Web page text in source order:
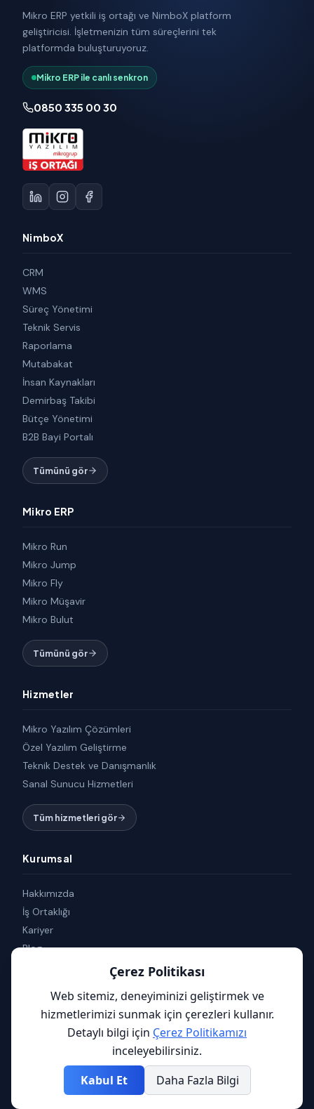
Çerez Politikası
Web sitemiz, deneyiminizi geliştirmek ve
hizmetlerimizi sunmak için çerezleri kullanır.
Detaylı bilgi için Çerez Politikamızı
inceleyebilirsiniz.
Kabul Et
Daha Fazla Bilgi
Mikro ERP yetkili iş ortağı ve NimboX platform
geliştiricisi. İşletmenizin tüm süreçlerini tek
platformda buluşturuyoruz.
Mikro ERP ile canlı senkron
0850 335 00 30
NimboX
CRM
WMS
Süreç Yönetimi
Teknik Servis
Raporlama
Mutabakat
İnsan Kaynakları
Demirbaş Takibi
Bütçe Yönetimi
B2B Bayi Portalı
Tümünü gör
Mikro ERP
Mikro Run
Mikro Jump
Mikro Fly
Mikro Müşavir
Mikro Bulut
Tümünü gör
Hizmetler
Mikro Yazılım Çözümleri
Özel Yazılım Geliştirme
Teknik Destek ve Danışmanlık
Sanal Sunucu Hizmetleri
Tüm hizmetleri gör
Kurumsal
Hakkımızda
İş Ortaklığı
Kariyer
Blog
Yardımcı Araçlar
© 2026 Nimbo Yazılım. Tüm hakları saklıdır.
Kullanım Şartları